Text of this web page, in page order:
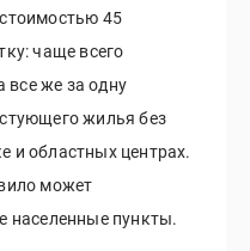
45
чаще всего
же за одну
жилья без
и областных центрах.
может
населенные пункты.